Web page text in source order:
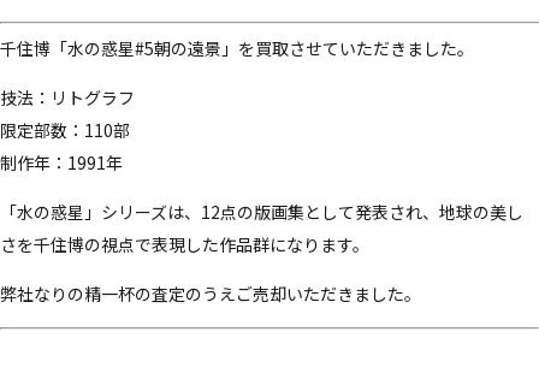
千住博「水の惑星#5朝の遠景」を買取させていただきました。
技法：リトグラフ
限定部数：110部
制作年：1991年
「水の惑星」シリーズは、12点の版画集として発表され、地球の美し
さを千住博の視点で表現した作品群になります。
弊社なりの精一杯の査定のうえご売却いただきました。